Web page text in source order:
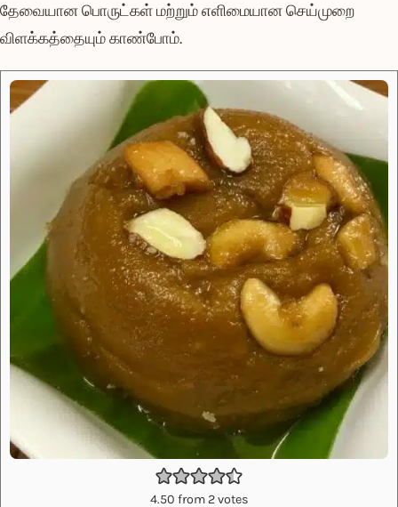
தேவையான பொருட்கள் மற்றும் எளிமையான செய்முறை
விளக்கத்தையும் காண்போம்.
4.50 from 2votes